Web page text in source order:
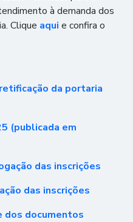
à demanda dos
Clique aqui e confira o
da portaria
(publicada em
das inscrições
das inscrições
dos documentos